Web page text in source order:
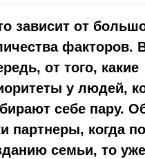
зависит от
факторов.
от того, какие
у людей,
себе пару.
партнеры, когда
семьи, то